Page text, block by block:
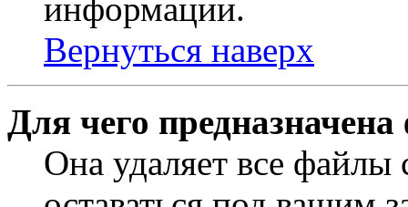
информации.
Вернуться наверх
Для чего
Она удаляет все файлы